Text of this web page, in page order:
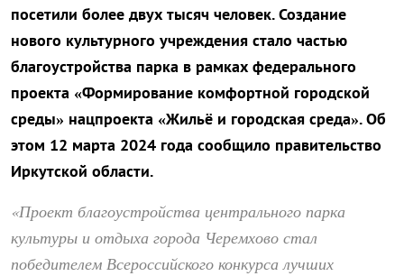
посетили более двух тысяч человек. Создание
нового культурного учреждения стало частью
благоустройства парка в рамках федерального
проекта «Формирование комфортной городской
среды» нацпроекта «Жильё и городская среда». Об
этом 12 марта 2024 года сообщило правительство
Иркутской области.
«Проект благоустройства центрального парка
культуры и отдыха города Черемхово стал
победителем Всероссийского конкурса лучших